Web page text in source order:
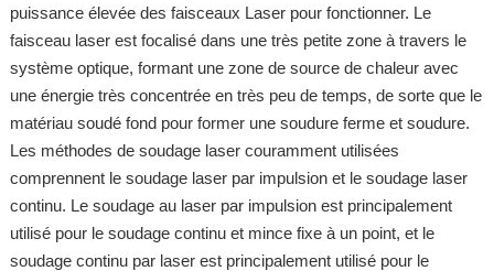
puissance élevée des faisceaux Laser pour fonctionner. Le
faisceau laser est focalisé dans une très petite zone à travers le
système optique, formant une zone de source de chaleur avec
une énergie très concentrée en très peu de temps, de sorte que le
matériau soudé fond pour former une soudure ferme et soudure.
Les méthodes de soudage laser couramment utilisées
comprennent le soudage laser par impulsion et le soudage laser
continu. Le soudage au laser par impulsion est principalement
utilisé pour le soudage continu et mince fixe à un point, et le
soudage continu par laser est principalement utilisé pour le